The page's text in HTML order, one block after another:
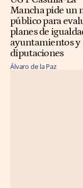
Mancha pide un
público para
planes de
ayuntamientos y
diputaciones
Álvaro de la Paz